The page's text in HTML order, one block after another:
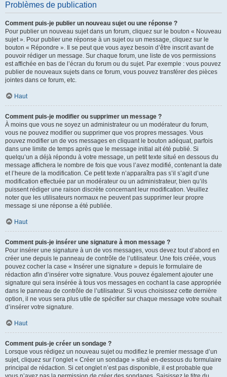
Problèmes de publication
Comment puis-je publier un nouveau sujet ou une réponse ?
Pour publier un nouveau sujet dans un forum, cliquez sur le bouton « Nouveau
sujet ». Pour publier une réponse à un sujet ou un message, cliquez sur le
bouton « Répondre ». Il se peut que vous ayez besoin d’être inscrit avant de
pouvoir rédiger un message. Sur chaque forum, une liste de vos permissions
est affichée en bas de l’écran du forum ou du sujet. Par exemple : vous pouvez
publier de nouveaux sujets dans ce forum, vous pouvez transférer des pièces
jointes dans ce forum, etc.
Haut
Comment puis-je modifier ou supprimer un message ?
À moins que vous ne soyez un administrateur ou un modérateur du forum,
vous ne pouvez modifier ou supprimer que vos propres messages. Vous
pouvez modifier un de vos messages en cliquant le bouton adéquat, parfois
dans une limite de temps après que le message initial ait été publié. Si
quelqu’un a déjà répondu à votre message, un petit texte situé en dessous du
message affichera le nombre de fois que vous l’avez modifié, contenant la date
et l’heure de la modification. Ce petit texte n’apparaîtra pas s’il s’agit d’une
modification effectuée par un modérateur ou un administrateur, bien qu’ils
puissent rédiger une raison discrète concernant leur modification. Veuillez
noter que les utilisateurs normaux ne peuvent pas supprimer leur propre
message si une réponse a été publiée.
Haut
Comment puis-je insérer une signature à mon message ?
Pour insérer une signature à un de vos messages, vous devez tout d’abord en
créer une depuis le panneau de contrôle de l’utilisateur. Une fois créée, vous
pouvez cocher la case « Insérer une signature » depuis le formulaire de
rédaction afin d’insérer votre signature. Vous pouvez également ajouter une
signature qui sera insérée à tous vos messages en cochant la case appropriée
dans le panneau de contrôle de l’utilisateur. Si vous choisissez cette dernière
option, il ne vous sera plus utile de spécifier sur chaque message votre souhait
d’insérer votre signature.
Haut
Comment puis-je créer un sondage ?
Lorsque vous rédigez un nouveau sujet ou modifiez le premier message d’un
sujet, cliquez sur l’onglet « Créer un sondage » situé en-dessous du formulaire
principal de rédaction. Si cet onglet n’est pas disponible, il est probable que